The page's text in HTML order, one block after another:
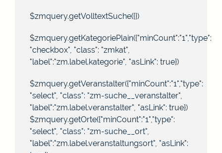
$zmquery.getVolltextSuche({})
$zmquery.getKategoriePlain({"minCount":"1","type":
"checkbox", "class": "zmkat",
"label":"zm.label.kategorie", "asLink": true})
$zmquery.getVeranstalter({"minCount":"1","type":
"select", "class": "zm-suche__veranstalter",
"label":"zm.label.veranstalter", "asLink": true})
$zmquery.getOrte({"minCount":"1","type":
"select", "class": "zm-suche__ort",
"label":"zm.label.veranstaltungsort", "asLink":